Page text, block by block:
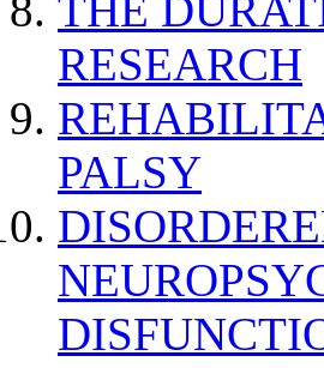
RESEARCH
PALSY